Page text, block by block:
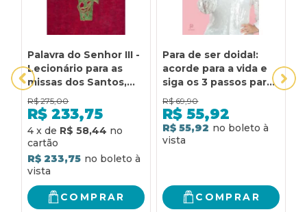
Palavra do Senhor III -
Lecionário para as
missas dos Santos,
dos comuns, para
diversas
necessidades e
votivas: lecionário
para as missas dos
santos, dos comuns,
para diversas
necessidades e
votivas
R$ 275,00
R$ 233,75
4 x de R$ 58,44
R$ 233,75
COMPRAR
Para de ser doida!:
acorde para a vida e
siga os 3 passos para
conquistar o amor (e
outras dicas)
R$ 69,90
R$ 55,92
R$ 55,92
COMPRAR